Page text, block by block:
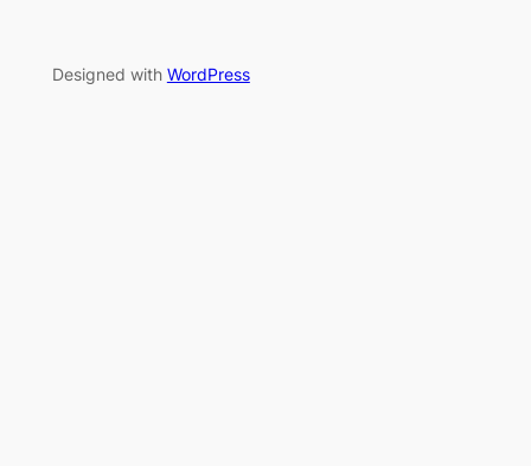
Designed with WordPress